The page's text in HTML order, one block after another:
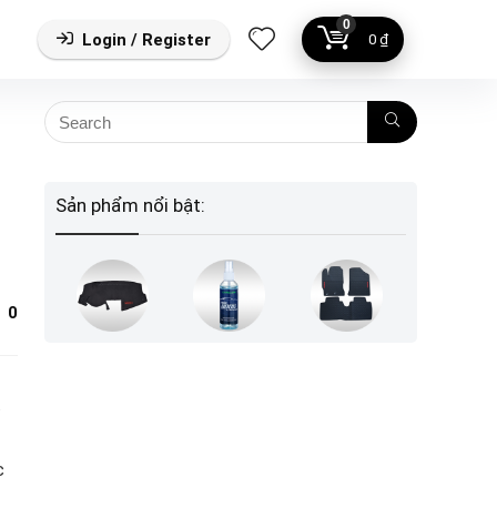
Login / Register
0
0 ₫
0
Sản phẩm nổi bật: